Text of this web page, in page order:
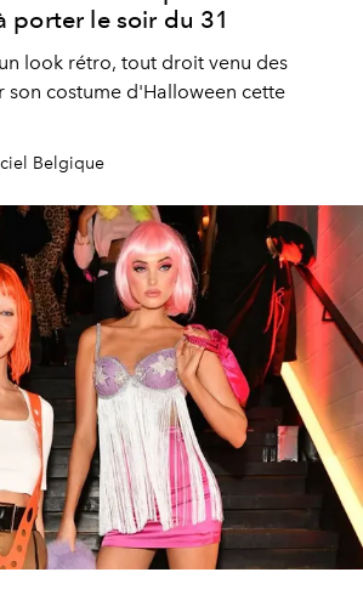
porter le soir du 31
look rétro, tout droit venu des
son costume d'Halloween cette
Belgique